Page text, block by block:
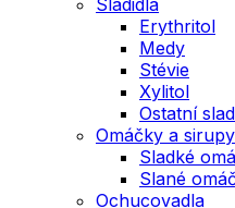
Erythritol
Medy
Stévie
Xylitol
Ostatní
Omáčky a sirupy
Sladké
Slané
Ochucovadla